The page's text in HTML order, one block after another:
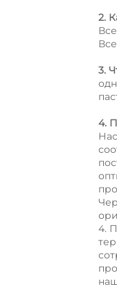
2.
3.
4.
4.